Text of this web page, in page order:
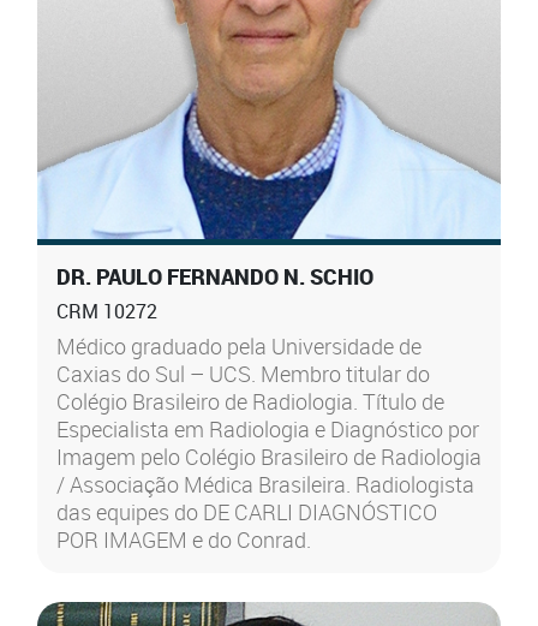
DR. PAULO FERNANDO N. SCHIO
CRM 10272
Médico graduado pela Universidade de
Caxias do Sul – UCS. Membro titular do
Colégio Brasileiro de Radiologia. Título de
Especialista em Radiologia e Diagnóstico por
Imagem pelo Colégio Brasileiro de Radiologia
/ Associação Médica Brasileira. Radiologista
das equipes do DE CARLI DIAGNÓSTICO
POR IMAGEM e do Conrad.